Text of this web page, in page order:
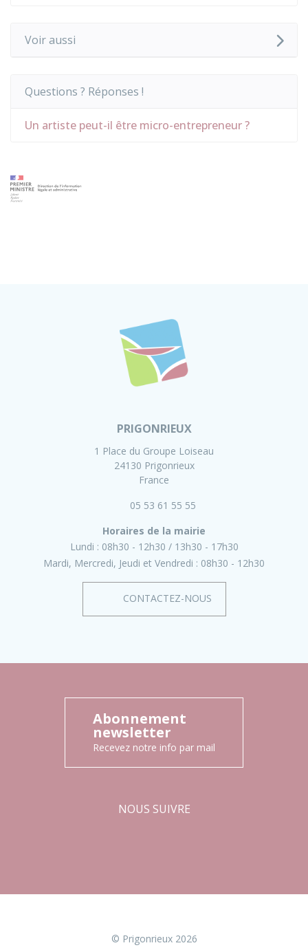
Voir aussi
Questions ? Réponses !
Un artiste peut-il être micro-entrepreneur ?
PRIGONRIEUX
1 Place du Groupe Loiseau
24130 Prigonrieux
France
05 53 61 55 55
Horaires de la mairie
Lundi : 08h30 - 12h30
13h30 - 17h30
Mardi, Mercredi, Jeudi et Vendredi : 08h30 - 12h30
CONTACTEZ-NOUS
Abonnement
newsletter
Recevez notre info par mail
NOUS SUIVRE
© Prigonrieux 2026